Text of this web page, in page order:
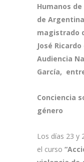
Humanos
de
magistrado
José
Audiencia
García,
Conciencia
género
Los días 23 y
el curso